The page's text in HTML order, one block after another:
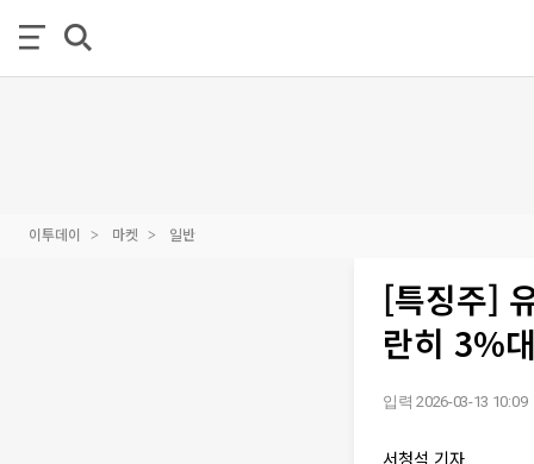
이투데이 마켓 일반
[특징주]
란히 3%
입력 2026-03-13 10:09
서청석 기자